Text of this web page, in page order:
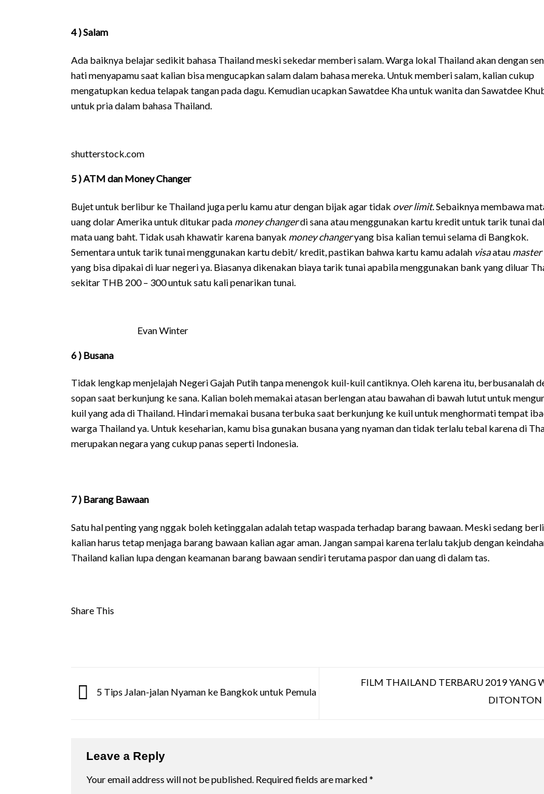
4 ) Salam
Ada baiknya belajar sedikit bahasa Thailand meski sekedar memberi salam. Warga lokal Thailand akan dengan
hati menyapamu saat kalian bisa mengucapkan salam dalam bahasa mereka. Untuk memberi salam, kalian cukup
mengatupkan kedua telapak tangan pada dagu. Kemudian ucapkan Sawatdee Kha untuk wanita dan Sawatdee
untuk pria dalam bahasa Thailand.
shutterstock.com
5 ) ATM dan Money Changer
Bujet untuk berlibur ke Thailand juga perlu kamu atur dengan bijak agar tidak over limit. Sebaiknya membawa
uang dolar Amerika untuk ditukar pada money changerdi sana atau menggunakan kartu kredit untuk tarik tunai
mata uang baht. Tidak usah khawatir karena banyak money changeryang bisa kalian temui selama di Bangkok.
Sementara untuk tarik tunai menggunakan kartu debit/ kredit, pastikan bahwa kartu kamu adalah visaatau master
yang bisa dipakai di luar negeri ya. Biasanya dikenakan biaya tarik tunai apabila menggunakan bank yang diluar
sekitar THB 200 – 300 untuk satu kali penarikan tunai.
Evan Winter
6 ) Busana
Tidak lengkap menjelajah Negeri Gajah Putih tanpa menengok kuil-kuil cantiknya. Oleh karena itu, berbusanalah
sopan saat berkunjung ke sana. Kalian boleh memakai atasan berlengan atau bawahan di bawah lutut untuk
kuil yang ada di Thailand. Hindari memakai busana terbuka saat berkunjung ke kuil untuk menghormati tempat
warga Thailand ya. Untuk keseharian, kamu bisa gunakan busana yang nyaman dan tidak terlalu tebal karena di
merupakan negara yang cukup panas seperti Indonesia.
7 ) Barang Bawaan
Satu hal penting yang nggak boleh ketinggalan adalah tetap waspada terhadap barang bawaan. Meski sedang
kalian harus tetap menjaga barang bawaan kalian agar aman. Jangan sampai karena terlalu takjub dengan
Thailand kalian lupa dengan keamanan barang bawaan sendiri terutama paspor dan uang di dalam tas.
Share This
5 Tips Jalan-jalan Nyaman ke Bangkok untuk Pemula
FILM THAILAND TERBARU 2019 YANG
DITONTON
Leave a Reply
Your email address will not be published. Required fields are marked*